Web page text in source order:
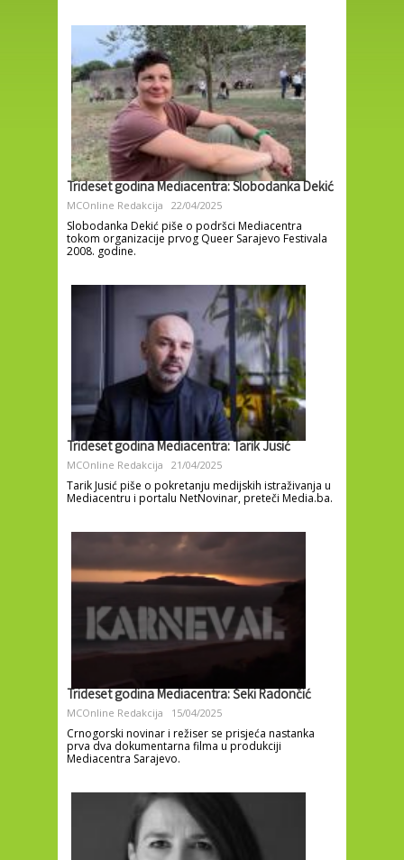
Trideset godina Mediacentra: Slobodanka Dekić
MCOnline Redakcija 22/04/2025
Slobodanka Dekić piše o podršci Mediacentra
tokom organizacije prvog Queer Sarajevo Festivala
2008. godine.
Trideset godina Mediacentra: Tarik Jusić
MCOnline Redakcija 21/04/2025
Tarik Jusić piše o pokretanju medijskih istraživanja u
Mediacentru i portalu NetNovinar, preteči Media.ba.
Trideset godina Mediacentra: Šeki Radončić
MCOnline Redakcija 15/04/2025
Crnogorski novinar i režiser se prisjeća nastanka
prva dva dokumentarna filma u produkciji
Mediacentra Sarajevo.